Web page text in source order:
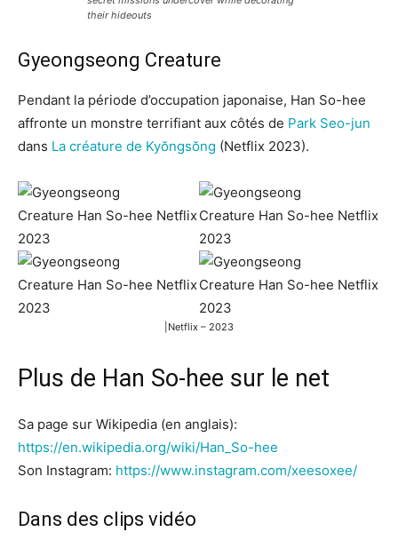
their hideouts
Gyeongseong Creature
Pendant la période d’occupation japonaise, Han So-hee
affronte un monstre terrifiant aux côtés de Park Seo-jun
dans La créature de Kyŏngsŏng (Netflix 2023).
|Netflix – 2023
Plus de Han So-hee sur le net
Sa page sur Wikipedia (en anglais):
https://en.wikipedia.org/wiki/Han_So-hee
Son Instagram: https://www.instagram.com/xeesoxee/
Dans des clips vidéo